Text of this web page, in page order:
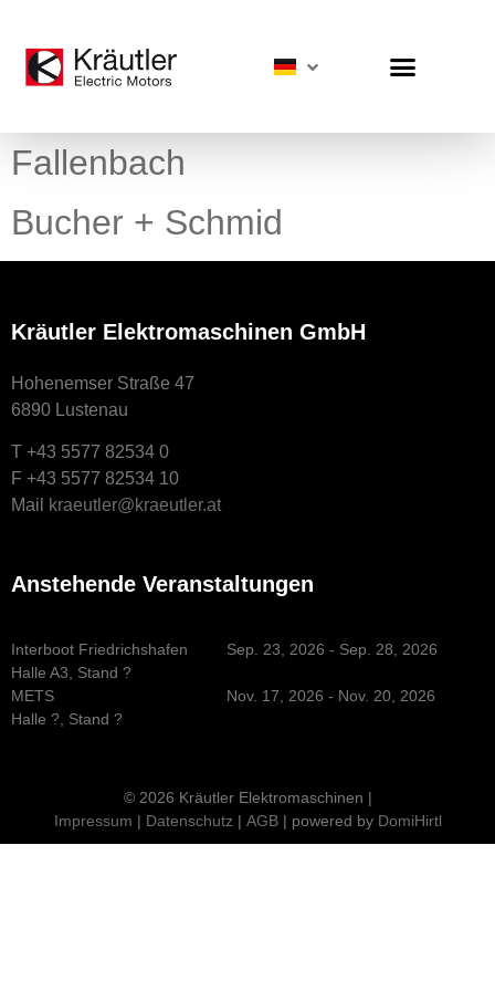
Fallenbach
Bucher + Schmid
Kräutler Elektromaschinen GmbH
Hohenemser Straße 47
6890 Lustenau
T +43 5577 82534 0
F +43 5577 82534 10
Mail
kraeutler@kraeutler.at
Anstehende Veranstaltungen
Interboot Friedrichshafen
Halle A3, Stand ?
Sep. 23, 2026 - Sep. 28, 2026
METS
Halle ?, Stand ?
Nov. 17, 2026 - Nov. 20, 2026
© 2026 Kräutler Elektromaschinen |
Impressum | Datenschutz | AGB| powered by DomiHirtl